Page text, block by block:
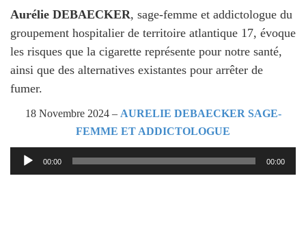
Aurélie DEBAECKER, sage-femme et addictologue du
groupement hospitalier de territoire atlantique 17, évoque
les risques que la cigarette représente pour notre santé,
ainsi que des alternatives existantes pour arrêter de
fumer.
18 Novembre 2024 – AURELIE DEBAECKER SAGE-
FEMME ET ADDICTOLOGUE
Lecteur
audio
00:00 00:00